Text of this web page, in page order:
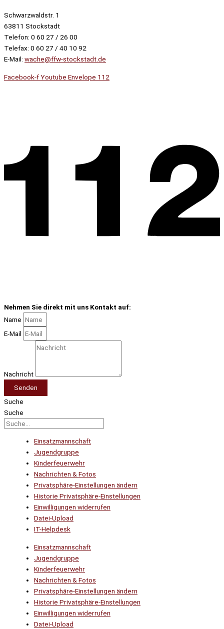
Schwarzwaldstr. 1
63811 Stockstadt
Telefon: 0 60 27 / 26 00
Telefax: 0 60 27 / 40 10 92
E-Mail: wache@ffw-stockstadt.de
Facebook-fYoutube Envelope 112
Nehmen Sie direkt mit uns Kontakt auf:
Name
E-Mail
Nachricht
Senden
Suche
Suche
Einsatzmannschaft
Jugendgruppe
Kinderfeuerwehr
Nachrichten & Fotos
Privatsphäre-Einstellungen ändern
Historie Privatsphäre-Einstellungen
Einwilligungen widerrufen
Datei-Upload
IT-Helpdesk
Einsatzmannschaft
Jugendgruppe
Kinderfeuerwehr
Nachrichten & Fotos
Privatsphäre-Einstellungen ändern
Historie Privatsphäre-Einstellungen
Einwilligungen widerrufen
Datei-Upload